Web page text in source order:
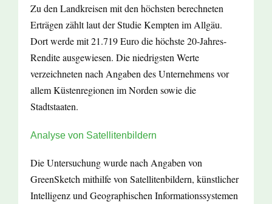
Zu den Landkreisen mit den höchsten berechneten
Erträgen zählt laut der Studie Kempten im Allgäu.
Dort werde mit 21.719 Euro die höchste 20-Jahres-
Rendite ausgewiesen. Die niedrigsten Werte
verzeichneten nach Angaben des Unternehmens vor
allem Küstenregionen im Norden sowie die
Stadtstaaten.
Analyse von Satellitenbildern
Die Untersuchung wurde nach Angaben von
GreenSketch mithilfe von Satellitenbildern, künstlicher
Intelligenz und Geographischen Informationssystemen